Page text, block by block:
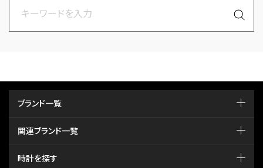
ブランド一覧
関連ブランド一覧
時計を探す